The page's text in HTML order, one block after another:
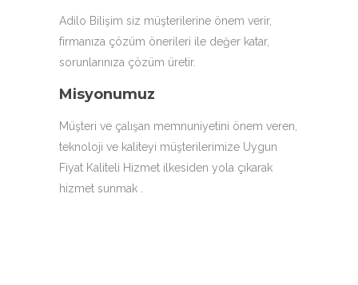
Adilo Bilişim siz müşterilerine önem verir,
firmanıza çözüm önerileri ile değer katar,
sorunlarınıza çözüm üretir.
Misyonumuz
Müşteri ve çalışan memnuniyetini önem veren,
teknoloji ve kaliteyi müşterilerimize Uygun
Fiyat Kaliteli Hizmet ilkesiden yola çıkarak
hizmet sunmak .